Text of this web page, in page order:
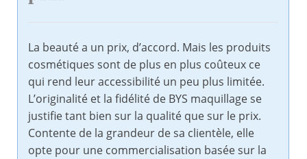
La beauté a un prix, d’accord. Mais les produits
cosmétiques sont de plus en plus coûteux ce
qui rend leur accessibilité un peu plus limitée.
L’originalité et la fidélité de BYS maquillage se
justifie tant bien sur la qualité que sur le prix.
Contente de la grandeur de sa clientèle, elle
opte pour une commercialisation basée sur la